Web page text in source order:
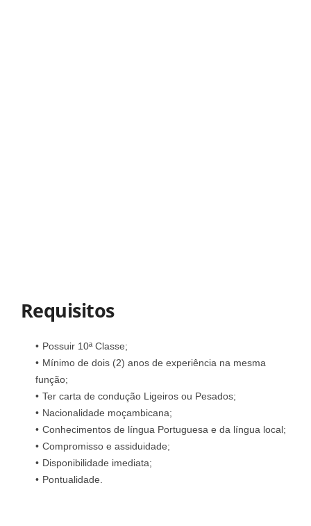
Requisitos
Possuir 10ª Classe;
Mínimo de dois (2) anos de experiência na mesma
função;
Ter carta de condução Ligeiros ou Pesados;
Nacionalidade moçambicana;
Conhecimentos de língua Portuguesa e da língua local;
Compromisso e assiduidade;
Disponibilidade imediata;
Pontualidade.